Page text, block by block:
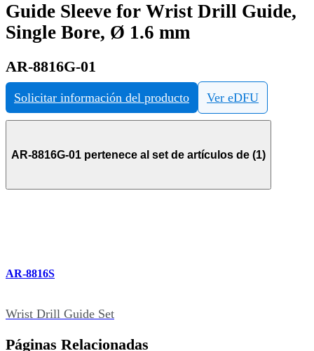
Guide Sleeve for Wrist Drill Guide,
Single Bore, Ø 1.6 mm
AR-8816G-01
Solicitar información del producto Ver eDFU
AR-8816G-01 pertenece al set de artículos de (1)
AR-8816S
Wrist Drill Guide Set
Páginas Relacionadas